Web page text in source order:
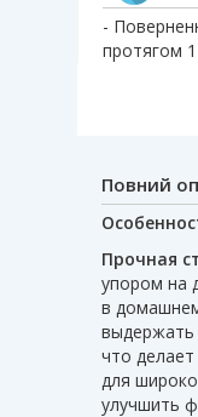
-
протягом
Повний
Прочная
упором на
в
выдержать
что
для
улучшить